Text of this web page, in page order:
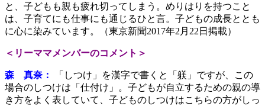
と、子どもも親も疲れ切ってしまう。めりはりを持つこと
は、子育てにも仕事にも通じるひと言。子どもの成長ととも
に心に染みています。（東京新聞2017年2月22日掲載）
＜リーママメンバーのコメント＞
森 真奈：
「しつけ」を漢字で書くと「躾」ですが、この
場合のしつけは「仕付け」。子どもが自立するための親の導
き方をよく表していて、子どものしつけはこちらの方がしっ